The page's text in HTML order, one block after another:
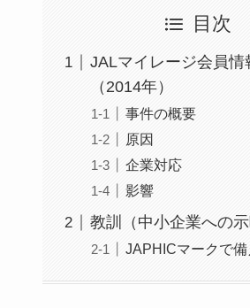
目次
JALマイレージ会員情
（2014年）
事件の概要
原因
企業対応
影響
教訓（中小企業への示
JAPHICマークで